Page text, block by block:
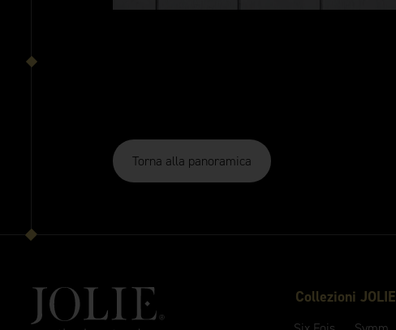
Torna alla panoramica
Collezioni JOLIE